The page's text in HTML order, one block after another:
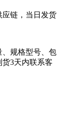
链，当日发货
规格型号、包
3天内联系客